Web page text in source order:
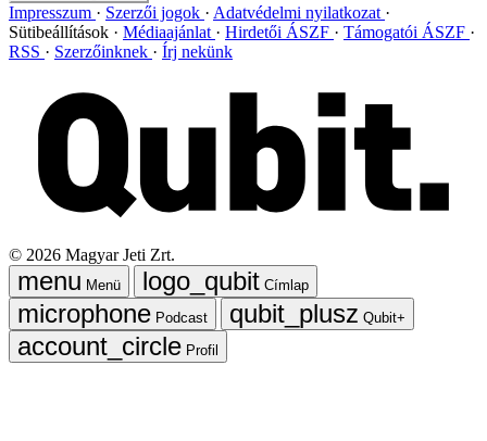
Impresszum Szerzői jogok
Adatvédelmi nyilatkozat
Sütibeállítások
Médiaajánlat Hirdetői ÁSZF
Támogatói ÁSZF
RSS
Szerzőinknek Írj nekünk
© 2026 Magyar Jeti Zrt.
Menü
Címlap
Podcast
Qubit+
Profil